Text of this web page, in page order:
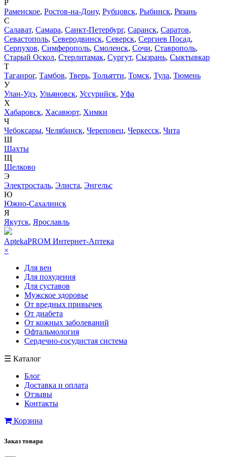
Р
Раменское, Ростов-на-Дону, Рубцовск, Рыбинск, Рязань
С
Салават, Самара, Санкт-Петербург, Саранск, Саратов,
Севастополь, Северодвинск, Северск, Сергиев Посад,
Серпухов, Симферополь, Смоленск, Сочи, Ставрополь,
Старый Оскол, Стерлитамак, Сургут, Сызрань, Сыктывкар
Т
Таганрог, Тамбов, Тверь, Тольятти, Томск, Тула, Тюмень
У
Улан-Удэ, Ульяновск, Уссурийск, Уфа
Х
Хабаровск, Хасавюрт, Химки
Ч
Чебоксары, Челябинск, Череповец, Черкесск, Чита
Ш
Шахты
Щ
Щелково
Э
Электросталь, Элиста, Энгельс
Ю
Южно-Сахалинск
Я
Якутск, Ярославль
AptekaPROM Интернет-Аптека
×
Для вен
Для похудения
Для суставов
Мужское здоровье
От вредных привычек
От диабета
От кожных заболеваний
Офтальмология
Сердечно-сосудистая система
☰ Каталог
Блог
Доставка и оплата
Отзывы
Контакты
Корзина
Заказ товара